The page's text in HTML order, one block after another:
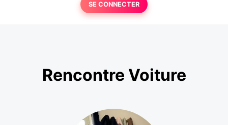
SE CONNECTER
Rencontre Voiture